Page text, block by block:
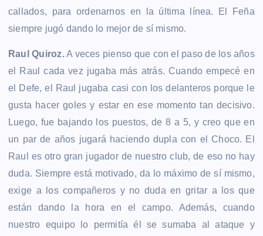
callados, para ordenarnos en la última línea. El Feña
siempre jugó dando lo mejor de sí mismo.
Raul Quiroz.A veces pienso que con el paso de los años
el Raul cada vez jugaba más atrás. Cuando empecé en
el Defe, el Raul jugaba casi con los delanteros porque le
gusta hacer goles y estar en ese momento tan decisivo.
Luego, fue bajando los puestos, de 8 a 5, y creo que en
un par de años jugará haciendo dupla con el Choco. El
Raul es otro gran jugador de nuestro club, de eso no hay
duda. Siempre está motivado, da lo máximo de sí mismo,
exige a los compañeros y no duda en gritar a los que
están dando la hora en el campo. Además, cuando
nuestro equipo lo permitía él se sumaba al ataque y